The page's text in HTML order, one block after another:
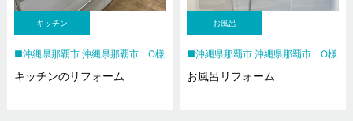
キッチン
沖縄県那覇市 沖縄県那覇市 O様
キッチンのリフォーム
お風呂
沖縄県那覇市 沖縄県那覇市 O様
お風呂リフォーム